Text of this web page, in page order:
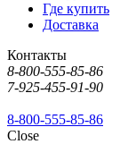
Где купить
Доставка
Контакты
8-800-555-85-86
7-925-455-91-90
8-800-555-85-86
Close